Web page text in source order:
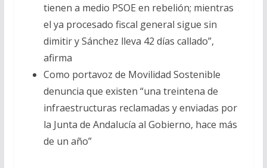
tienen a medio PSOE en rebelión; mientras
el ya procesado fiscal general sigue sin
dimitir y Sánchez lleva 42 días callado”,
afirma
Como portavoz de Movilidad Sostenible
denuncia que existen “una treintena de
infraestructuras reclamadas y enviadas por
la Junta de Andalucía al Gobierno, hace más
de un año”